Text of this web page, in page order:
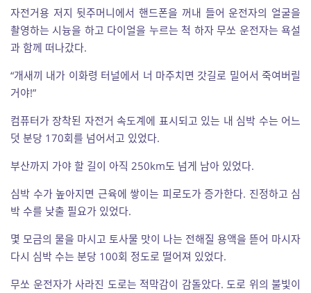
자전거용 저지 뒷주머니에서 핸드폰을 꺼내 들어 운전자의 얼굴을
촬영하는 시늉을 하고 다이얼을 누르는 척 하자 무쏘 운전자는 욕설
과 함께 떠나갔다.
“개새끼 내가 이화령 터널에서 너 마주치면 갓길로 밀어서 죽여버릴
거야!”
컴퓨터가 장착된 자전거 속도계에 표시되고 있는 내 심박 수는 어느
덧 분당 170회를 넘어서고 있었다.
부산까지 가야 할 길이 아직 250km도 넘게 남아 있었다.
심박 수가 높아지면 근육에 쌓이는 피로도가 증가한다. 진정하고 심
박 수를 낮출 필요가 있었다.
몇 모금의 물을 마시고 토사물 맛이 나는 전해질 용액을 뜯어 마시자
다시 심박 수는 분당 100회 정도로 떨어져 있었다.
무쏘 운전자가 사라진 도로는 적막감이 감돌았다. 도로 위의 불빛이